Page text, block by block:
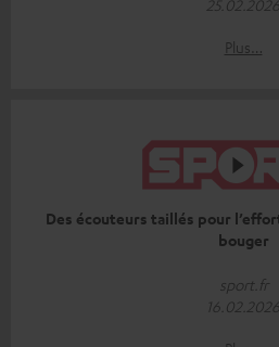
25.02.2026
Plus…
Des écouteurs taillés pour
bouger
sport.fr
16.02.2026